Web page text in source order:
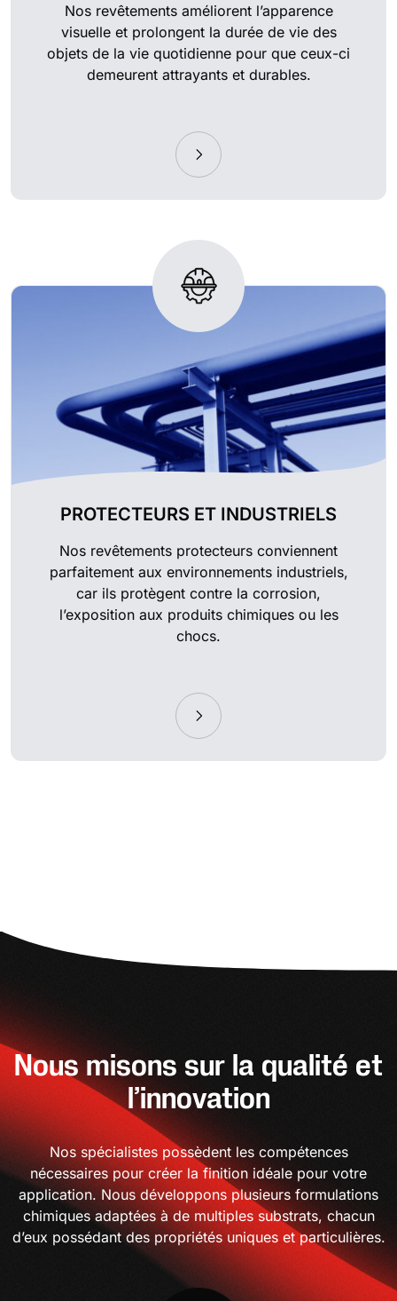
Nos revêtements améliorent l’apparence
visuelle et prolongent la durée de vie des
objets de la vie quotidienne pour que ceux-ci
demeurent attrayants et durables.
PROTECTEURS ET INDUSTRIELS
Nos revêtements protecteurs conviennent
parfaitement aux environnements industriels,
car ils protègent contre la corrosion,
l’exposition aux produits chimiques ou les
chocs.
Nous misons sur la qualité et
l’innovation
Nos spécialistes possèdent les compétences
nécessaires pour créer la finition idéale pour votre
application. Nous développons plusieurs formulations
chimiques adaptées à de multiples substrats, chacun
d’eux possédant des propriétés uniques et particulières.